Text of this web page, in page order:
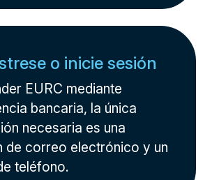
o inicie sesión
EURC mediante
bancaria, la única
necesaria es una
de correo electrónico y un
teléfono.